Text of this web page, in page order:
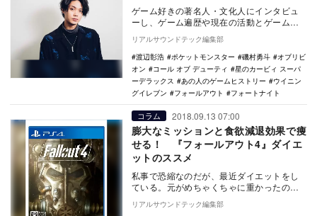
ゲーム好きの著名人・文化人にインタビュ
ーし、ゲーム遍歴や現在の活動とゲームの
関連性などを聞く連載“あの人のゲームヒス
トリー”。今…
リアルサウンドテック編集部
渡辺彰浩
ポケットモンスター 磯村勇斗
オブリビ
オン
コール オブ デューティ
星のカービィ スーパ
ーデラックス
あの人のゲームヒストリー
ウイニン
グイレブン
フォールアウト フォートナイト
コラム 2018.09.13 07:00
膨大なミッションと食欲減退効果で痩
せる！ 『フォールアウト4』ダイエ
ットのススメ
私事で恐縮なのだが、最近ダイエットをし
ている。元がめちゃくちゃに重かったので
まだ焼け石に水といった感じではあるが、
一カ月弱で13…
リアルサウンドテック編集部